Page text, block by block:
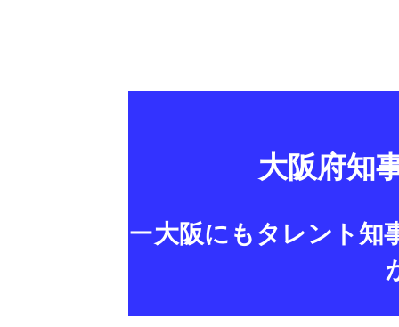
大阪府知
ー大阪にもタレント